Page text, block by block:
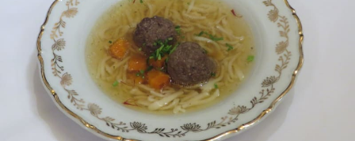
Články
TV Program
Škola vaření
Recepty z TV